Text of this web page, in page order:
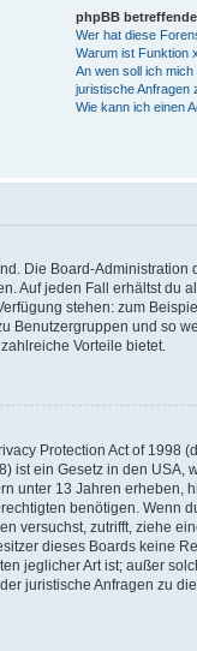
phpBB
Wer hat diese
Warum ist Funktion
An wen soll ich
juristische Anfragen
Wie kann ich einen
Die Board-Administration
Auf jeden Fall erhältst du
stehen: zum
Benutzergruppen und so
Vorteile bietet.
Protection Act of 1998
ist ein Gesetz in den USA,
unter 13 Jahren erheben,
benötigen. Wenn
versuchst, zutrifft, ziehe
dieses Boards keine
jeglicher Art ist; außer
juristische Anfragen zu